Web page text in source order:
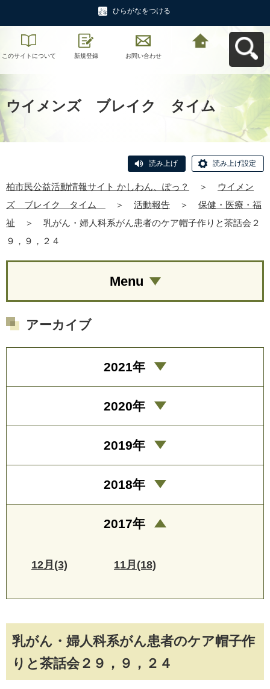
ひらがなをつける
このサイトについて 新規登録 お問い合わせ
ウイメンズ ブレイク タイム
読み上げ 読み上げ設定
柏市民公益活動情報サイト かしわん、ぽっ？ ＞
ウイメン
ズ ブレイク タイム
＞ 活動報告 ＞
保健・医療・福
祉
＞
乳がん・婦人科系がん患者のケア帽子作りと茶話会２
９，９，２４
乳がん・婦人科系がん患者のケア帽子作
りと茶話会２９，９，２４
Menu
アーカイブ
2021年
2020年
2019年
2018年
2017年
12月(3) 11月(18)